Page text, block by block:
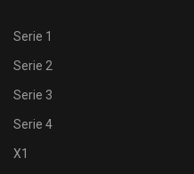
Serie 1
Serie 2
Serie 3
Serie 4
X1